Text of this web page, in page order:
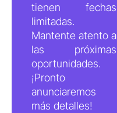
tienen fechas
limitadas.
Mantente atento a
las próximas
oportunidades.
¡Pronto
anunciaremos
más detalles!